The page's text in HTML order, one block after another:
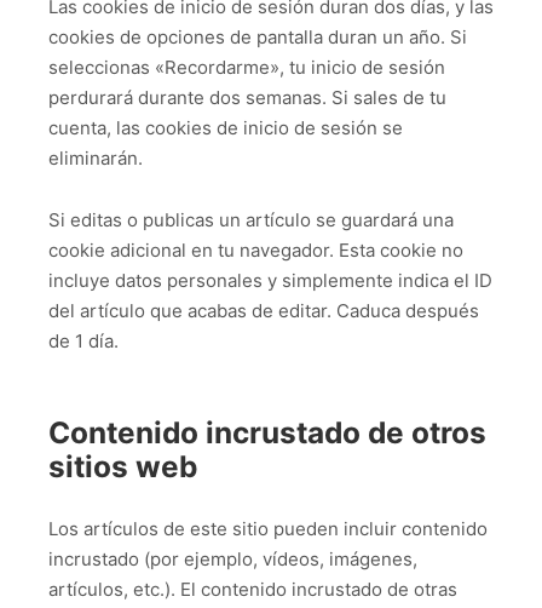
Las cookies de inicio de sesión duran dos días, y las
cookies de opciones de pantalla duran un año. Si
seleccionas «Recordarme», tu inicio de sesión
perdurará durante dos semanas. Si sales de tu
cuenta, las cookies de inicio de sesión se
eliminarán.
Si editas o publicas un artículo se guardará una
cookie adicional en tu navegador. Esta cookie no
incluye datos personales y simplemente indica el ID
del artículo que acabas de editar. Caduca después
de 1 día.
Contenido incrustado de otros
sitios web
Los artículos de este sitio pueden incluir contenido
incrustado (por ejemplo, vídeos, imágenes,
artículos, etc.). El contenido incrustado de otras